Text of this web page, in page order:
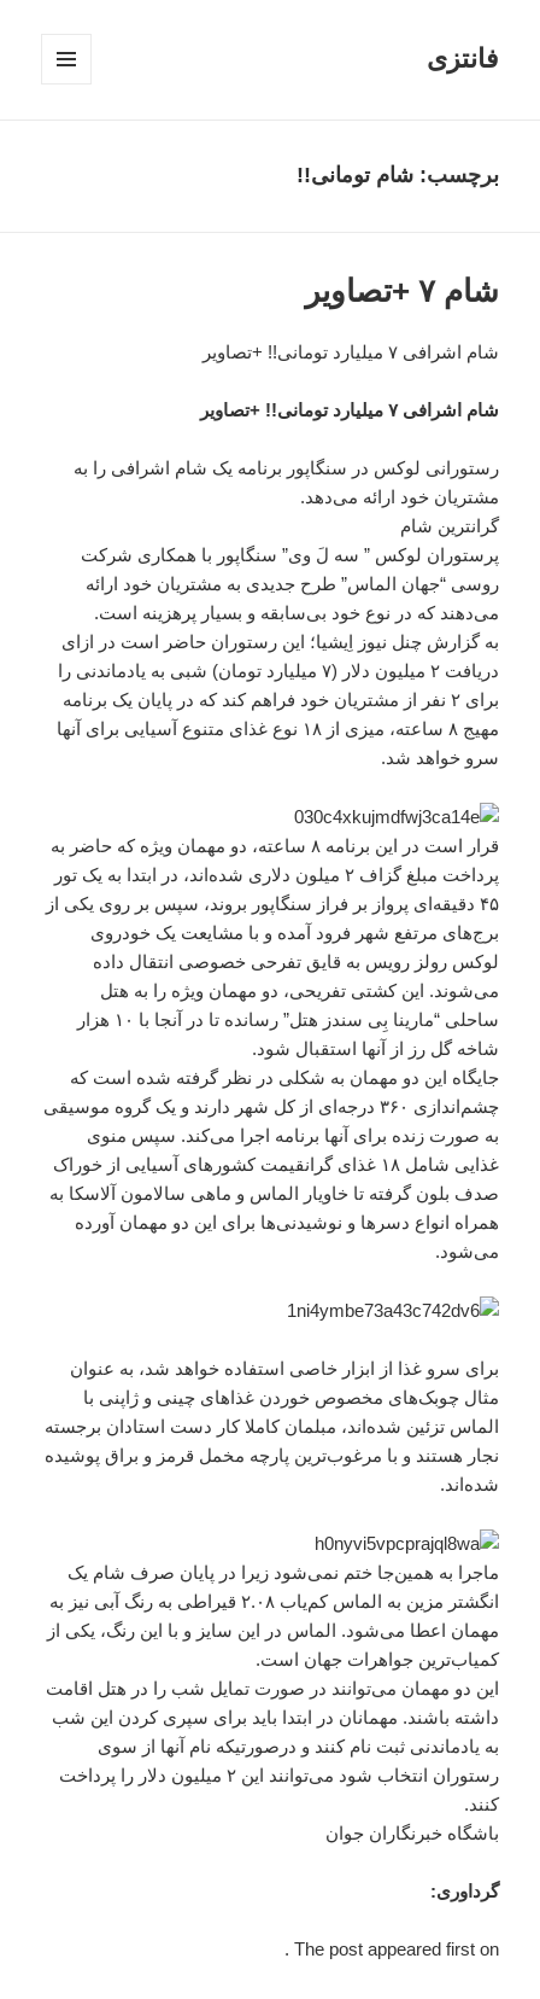
فانتزی
برچسب: شام تومانی!!
شام ۷ +تصاویر
شام اشرافی ۷ میلیارد تومانی!! +تصاویر
شام اشرافی ۷ میلیارد تومانی!! +تصاویر
رستورانی لوکس در سنگاپور برنامه یک شام اشرافی را به
مشتریان خود ارائه می‌دهد.
گرانترین شام
پرستوران لوکس ” سه لَ وی” سنگاپور با همکاری شرکت
روسی “جهان الماس” طرح جدیدی به مشتریان خود ارائه
می‌دهند که در نوع خود بی‌سابقه و بسیار پرهزینه است.
به گزارش چنل نیوز اِیشیا؛ این رستوران حاضر است در ازای
دریافت ۲ میلیون دلار (۷ میلیارد تومان) شبی به یادماندنی را
برای ۲ نفر از مشتریان خود فراهم کند که در پایان یک برنامه
مهیج ۸ ساعته، میزی از ۱۸ نوع غذای متنوع آسیایی برای آنها
سرو خواهد شد.
قرار است در این برنامه ۸ ساعته، دو مهمان ویژه که حاضر به
پرداخت مبلغ گزاف ۲ میلون دلاری شده‌اند، در ابتدا به یک تور
۴۵ دقیقه‌ای پرواز بر فراز سنگاپور بروند، سپس بر روی یکی از
برج‌های مرتفع شهر فرود آمده و با مشایعت یک خودروی
لوکس رولز رویس به قایق تفرحی خصوصی انتقال داده
می‌شوند. این کشتی تفریحی، دو مهمان ویژه را به هتل
ساحلی “مارینا بِی سندز هتل” رسانده تا در آنجا با ۱۰ هزار
شاخه گل رز از آنها استقبال شود.
جایگاه این دو مهمان به شکلی در نظر گرفته شده است که
چشم‌اندازی ۳۶۰ درجه‌ای از کل شهر دارند و یک گروه موسیقی
به صورت زنده برای آنها برنامه اجرا می‌کند. سپس منوی
غذایی شامل ۱۸ غذای گرانقیمت کشورهای آسیایی از خوراک
صدف بلون گرفته تا خاویار الماس و ماهی سالامون آلاسکا به
همراه انواع دسرها و نوشیدنی‌ها برای این دو مهمان آورده
می‌شود.
برای سرو غذا از ابزار خاصی استفاده خواهد شد، به عنوان
مثال چوبک‌های مخصوص خوردن غذاهای چینی و ژاپنی با
الماس تزئین شده‌اند، مبلمان کاملا کار دست استادان برجسته
نجار هستند و با مرغوب‌ترین پارچه مخمل قرمز و براق پوشیده
شده‌اند.
ماجرا به همین‌جا ختم نمی‌شود زیرا در پایان صرف شام یک
انگشتر مزین به الماس کم‌یاب ۲.۰۸ قیراطی به رنگ آبی نیز به
مهمان اعطا می‌شود. الماس در این سایز و با این رنگ، یکی از
کمیاب‌ترین جواهرات جهان است.
این دو مهمان می‌توانند در صورت تمایل شب را در هتل اقامت
داشته باشند. مهمانان در ابتدا باید برای سپری کردن این شب
به یادماندنی ثبت نام کنند و درصورتیکه نام آنها از سوی
رستوران انتخاب شود می‌توانند این ۲ میلیون دلار را پرداخت
کنند.
باشگاه خبرنگاران جوان
گرداوری:
The post appeared first on .